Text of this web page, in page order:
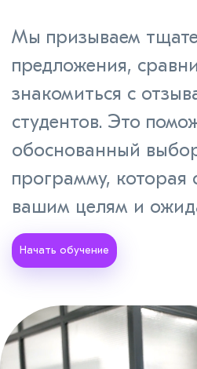
Мы призываем
предложения,
знакомиться с
студентов. Это
обоснованный
программу, которая
вашим целям и
Начать обучение